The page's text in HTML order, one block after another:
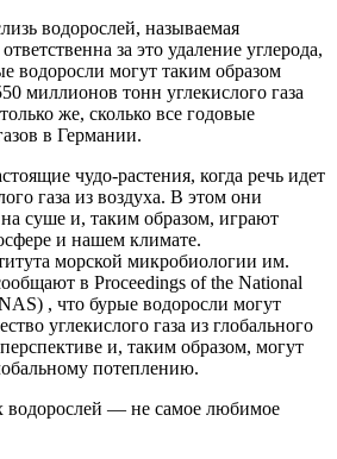
водорослей, называемая
за это удаление углерода,
водоросли могут таким образом
миллионов тонн углекислого газа
же, сколько все годовые
в Германии.
чудо-растения, когда речь идет
газа из воздуха. В этом они
на суше и, таким образом, играют
и нашем климате.
морской микробиологии им.
в Proceedings of the National
, что бурые водоросли могут
углекислого газа из глобального
и, таким образом, могут
потеплению.
водорослей — не самое любимое